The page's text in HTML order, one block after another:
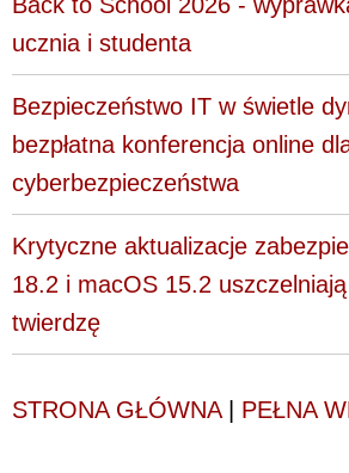
ucznia i studenta
Bezpieczeństwo IT w świetle
bezpłatna konferencja online
cyberbezpieczeństwa
Krytyczne aktualizacje
18.2 i macOS 15.2
twierdzę
STRONA GŁÓWNA| PEŁNA